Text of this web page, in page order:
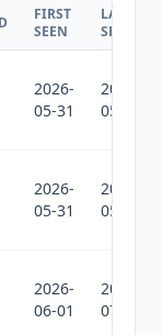
FIRST
SEEN
LAST
SEEN
2026-
05-31
2026-
05-31
2026-
05-31
2026-
05-31
2026-
06-01
2026-
07-10